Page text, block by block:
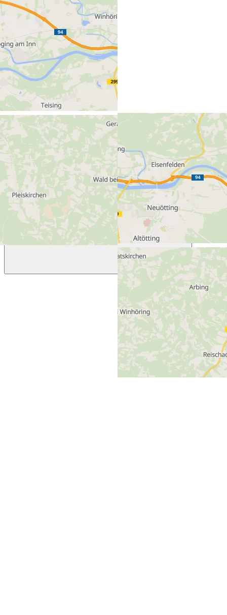
Heidelberger Beton Inntal GmbH & Co. KGSchneiderwimm 122
84503 Altötting (Deutschland)
Previous